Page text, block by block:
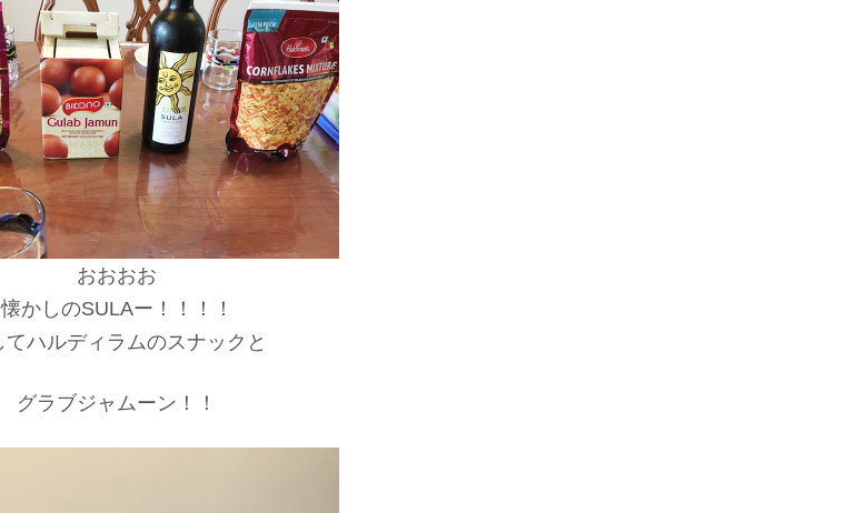
おおおお
懐かしのSULAー！！！！
てハルディラムのスナックと
グラブジャムーン！！